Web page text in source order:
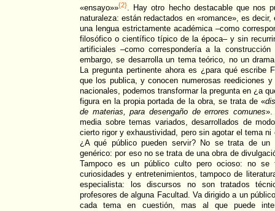
«ensayo»»{2}. Hay otro hecho destacable que nos
naturaleza: están redactados en «romance», es
una lengua estrictamente académica –como
filosófico o científico típico de la época– y sin
artificiales –como correspondería a la
embargo, se desarrolla un tema teórico, no un
La pregunta pertinente ahora es ¿para qué escribe
que los publica, y conocen numerosas reediciones
nacionales, podemos transformar la pregunta en ¿a
figura en la propia portada de la obra, se trata de «
de materias, para desengaño de errores comunes».
media sobre temas variados, desarrollados de
cierto rigor y exhaustividad, pero sin agotar el tema
¿A qué público pueden servir? No se trata de un
genérico: por eso no se trata de una obra de
Tampoco es un público culto pero ocioso: no se
curiosidades y entretenimientos, tampoco de
especialista: los discursos no son tratados
profesores de alguna Facultad. Va dirigido a un
cada tema en cuestión, mas al que puede